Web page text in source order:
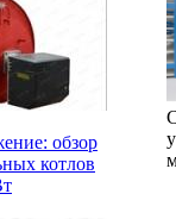
обзор
котлов